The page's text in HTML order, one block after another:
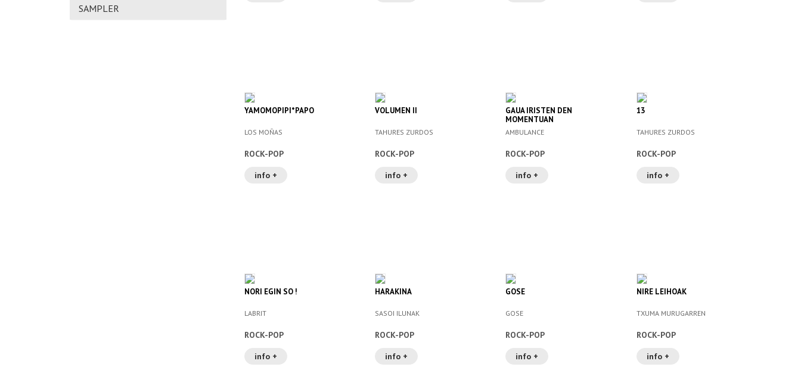
SAMPLER
YAMOMOPIPI*PAPO
LOS MOÑAS
ROCK-POP
info +
VOLUMEN II
TAHURES ZURDOS
ROCK-POP
info +
GAUA IRISTEN DEN
MOMENTUAN
AMBULANCE
ROCK-POP
info +
13
TAHURES ZURDOS
ROCK-POP
info +
NORI EGIN SO !
LABRIT
ROCK-POP
info +
HARAKINA
SASOI ILUNAK
ROCK-POP
info +
GOSE
GOSE
ROCK-POP
info +
NIRE LEIHOAK
TXUMA MURUGARREN
ROCK-POP
info +